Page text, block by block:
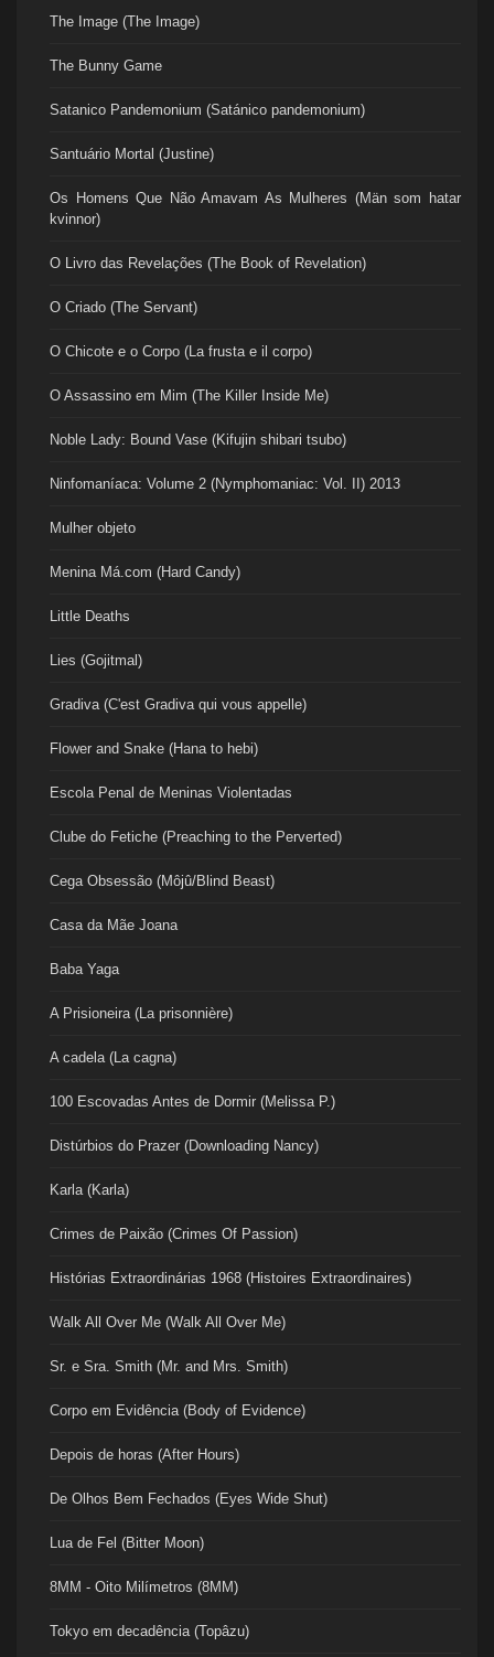
The Image (The Image)
The Bunny Game
Satanico Pandemonium (Satánico pandemonium)
Santuário Mortal (Justine)
Os Homens Que Não Amavam As Mulheres (Män som hatar
kvinnor)
O Livro das Revelações (The Book of Revelation)
O Criado (The Servant)
O Chicote e o Corpo (La frusta e il corpo)
O Assassino em Mim (The Killer Inside Me)
Noble Lady: Bound Vase (Kifujin shibari tsubo)
Ninfomaníaca: Volume 2 (Nymphomaniac: Vol. II) 2013
Mulher objeto
Menina Má.com (Hard Candy)
Little Deaths
Lies (Gojitmal)
Gradiva (C'est Gradiva qui vous appelle)
Flower and Snake (Hana to hebi)
Escola Penal de Meninas Violentadas
Clube do Fetiche (Preaching to the Perverted)
Cega Obsessão (Môjû/Blind Beast)
Casa da Mãe Joana
Baba Yaga
A Prisioneira (La prisonnière)
A cadela (La cagna)
100 Escovadas Antes de Dormir (Melissa P.)
Distúrbios do Prazer (Downloading Nancy)
Karla (Karla)
Crimes de Paixão (Crimes Of Passion)
Histórias Extraordinárias 1968 (Histoires Extraordinaires)
Walk All Over Me (Walk All Over Me)
Sr. e Sra. Smith (Mr. and Mrs. Smith)
Corpo em Evidência (Body of Evidence)
Depois de horas (After Hours)
De Olhos Bem Fechados (Eyes Wide Shut)
Lua de Fel (Bitter Moon)
8MM - Oito Milímetros (8MM)
Tokyo em decadência (Topâzu)